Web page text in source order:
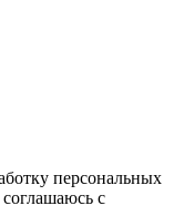
персональных
соглашаюсь с